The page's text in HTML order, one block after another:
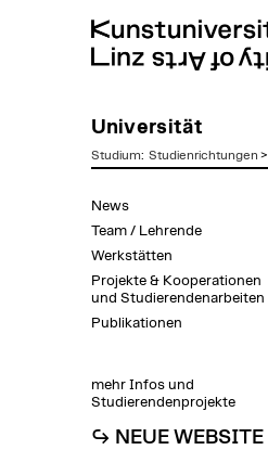
Universität
Studium: Studienrichtungen >
News
Team / Lehrende
Werkstätten
Projekte & Kooperationen
und Studierendenarbeiten
Publikationen
mehr Infos und
Studierendenprojekte
↪ NEUE WEBSITE